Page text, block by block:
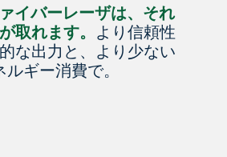
イバーレーザは、それ
取れます。 より信頼性
な出力と、より少ない
ルギー消費で。